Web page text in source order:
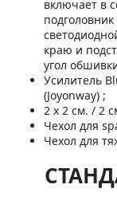
включает в
краю и
угол
Усилитель
(Joyonway) ;
2 х 2 см. / 2
Чехол для
Чехол для